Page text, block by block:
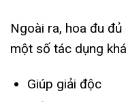
Ngoài ra, hoa đu
một số tác dụng
Giúp giải độc